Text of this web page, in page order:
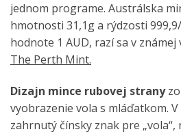
jednom programe. Austrálska
hmotnosti 31,1g a rýdzosti
hodnote 1 AUD, razí sa v
The Perth Mint.
Dizajn mince rubovej strany
vyobrazenie vola s mláďatkom.
zahrnutý čínsky znak pre „vola“,